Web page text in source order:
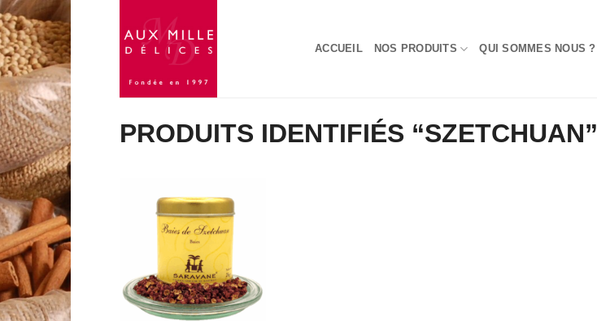
au
contenu
ACCUEIL NOS PRODUITS QUI SOMMES NOUS ?
PRODUITS IDENTIFIÉS “SZETCHUAN”
Add to
Wishlist